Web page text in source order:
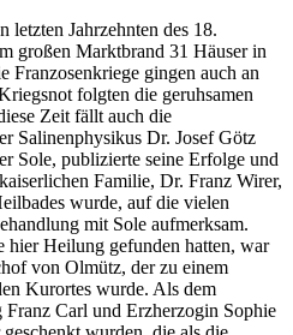
letzten Jahrzehnten des 18.
großen Marktbrand 31 Häuser in
Franzosenkriege gingen auch an
folgten die geruhsamen
Zeit fällt auch die
Salinenphysikus Dr. Josef Götz
Sole, publizierte seine Erfolge und
Familie, Dr. Franz Wirer,
wurde, auf die vielen
mit Sole aufmerksam.
hier Heilung gefunden hatten, war
von Olmütz, der zu einem
Kurortes wurde. Als dem
Franz Carl und Erzherzogin Sophie